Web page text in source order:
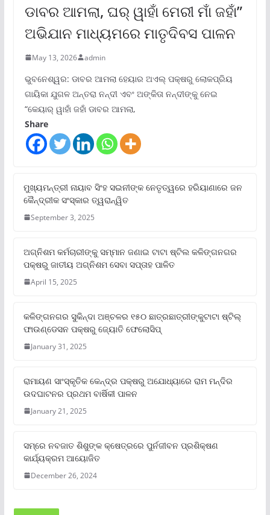
ଡାବର ଆମଲା, ଘର୍ ୱାହାଁ ମେରୀ ମାଁ ଜହାଁ”
ଅଭିଯାନ ମାଧ୍ୟମରେ ମାତୃଦିବସ ପାଳନ
May 13, 2026 admin
ଭୁବନେଶ୍ୱର: ଡାବର ଆମଲା ହେୟାର ଅଏଲ୍ ପକ୍ଷରୁ ଲୋକପ୍ରିୟ
ଗାୟିକା ଯୁଗଳ ଅନ୍ତରା ନନ୍ଦୀ ଏବଂ ଅଙ୍କିତା ନନ୍ଦୀଙ୍କୁ ନେଇ
“କେୟାର୍ ୱାହାଁ ଜହାଁ ଡାବର ଆମଲା,
Share
ମୁଖ୍ୟମନ୍ତ୍ରୀ ନାୟାବ ସିଂହ ସଇନୀଙ୍କ ନେତୃତ୍ୱରେ ହରିୟାଣାରେ ଜନ
କୈନ୍ଦ୍ରୀକ ସଂସ୍କାର ତ୍ୱରାନ୍ୱିତ
September 3, 2025
ଅଗ୍ନିଶମ କର୍ମଚାରୀଙ୍କୁ ସମ୍ମାନ ଜଣାଇ ଟାଟା ଷ୍ଟିଲ କଳିଙ୍ଗନଗର
ପକ୍ଷରୁ ଜାତୀୟ ଅଗ୍ନିଶମ ସେବା ସପ୍ତାହ ପାଳିତ
April 15, 2025
କଳିଙ୍ଗନଗର ସୁକିନ୍ଦା ଅଞ୍ଚଳର ୧୫୦ ଛାତ୍ରଛାତ୍ରୀଙ୍କୁଟାଟା ଷ୍ଟିଲ୍
ଫାଉଣ୍ଡେସନ ପକ୍ଷରୁ ଜ୍ୟୋତି ଫେଲୋସିପ୍‌
January 31, 2025
ରାମାୟଣ ସାଂସ୍କୃତିକ କେନ୍ଦ୍ର ପକ୍ଷରୁ ଅଯୋଧ୍ୟାରେ ରାମ ମନ୍ଦିର
ଉଦଘାଟନର ପ୍ରଥମ ବାର୍ଷିକୀ ପାଳନ
January 21, 2025
ସମ୍‌ରେ ନବଜାତ ଶିଶୁଙ୍କ କ୍ଷେତ୍ରରେ ପୁର୍ନଜୀବନ ପ୍ରଶିକ୍ଷଣ
କାର୍ଯ୍ୟକ୍ରମ ଆୟୋଜିତ
December 26, 2024